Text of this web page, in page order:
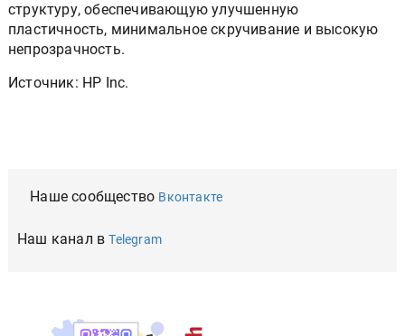
структуру, обеспечивающую улучшенную
пластичность, минимальное скручивание и высокую
непрозрачность.
Источник: HP Inc.
Наше сообщество Вконтакте
Наш канал вTelegram